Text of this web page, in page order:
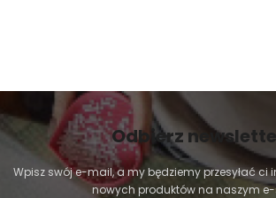
Odbierz
Wpisz swój e-mail, a my będziemy przesyłać
nowych produktów na naszym